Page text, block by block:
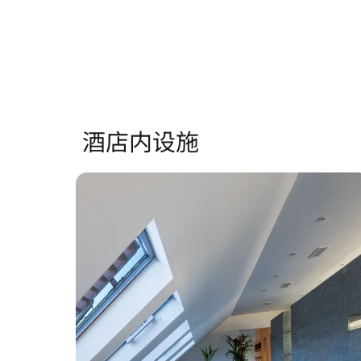
酒店内设施